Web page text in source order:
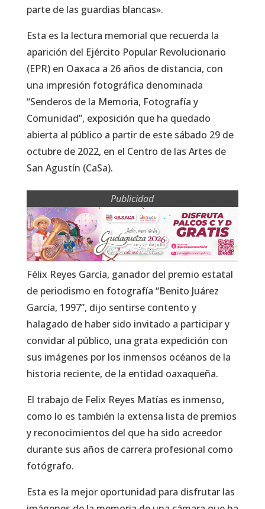
parte de las guardias blancas».
Esta es la lectura memorial que recuerda la
aparición del Ejército Popular Revolucionario
(EPR) en Oaxaca a 26 años de distancia, con
una impresión fotográfica denominada
“Senderos de la Memoria, Fotografía y
Comunidad”, exposición que ha quedado
abierta al público a partir de este sábado 29 de
octubre de 2022, en el Centro de las Artes de
San Agustín (CaSa).
Publicidad
Félix Reyes García, ganador del premio estatal
de periodismo en fotografía “Benito Juárez
García, 1997”, dijo sentirse contento y
halagado de haber sido invitado a participar y
convidar al público, una grata expedición con
sus imágenes por los inmensos océanos de la
historia reciente, de la entidad oaxaqueña.
El trabajo de Felix Reyes Matías es inmenso,
como lo es también la extensa lista de premios
y reconocimientos del que ha sido acreedor
durante sus años de carrera profesional como
fotógrafo.
Esta es la mejor oportunidad para disfrutar las